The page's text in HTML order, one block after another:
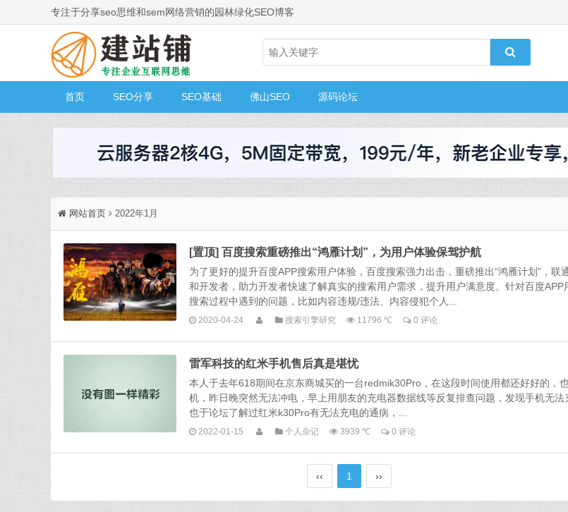
专注于分享seo思维和sem网络营销的园林绿化SEO博客
首页 SEO分享 SEO基础 佛山SEO 源码论坛
网站首页 2022年1月
[置顶] 百度搜索重磅推出“鸿雁计划”，为用户体验保驾护航
为了更好的提升百度APP搜索用户体验，百度搜索强力出击，重磅推出“鸿雁计划”，联
和开发者，助力开发者快速了解真实的搜索用户需求，提升用户满意度。针对百度APP
搜索过程中遇到的问题，比如内容违规/违法、内容侵犯个人...
2020-04-24 搜索引擎研究 11796 ℃ 0 评论
雷军科技的红米手机售后真是堪忧
本人于去年618期间在京东商城买的一台redmik30Pro，在这段时间使用都还好好的，
机，昨日晚突然无法冲电，早上用朋友的充电器数据线等反复排查问题，发现手机无法
也于论坛了解过红米k30Pro有无法充电的通病，...
2022-01-15 个人杂记 3939 ℃ 0 评论
‹‹ 1 ››